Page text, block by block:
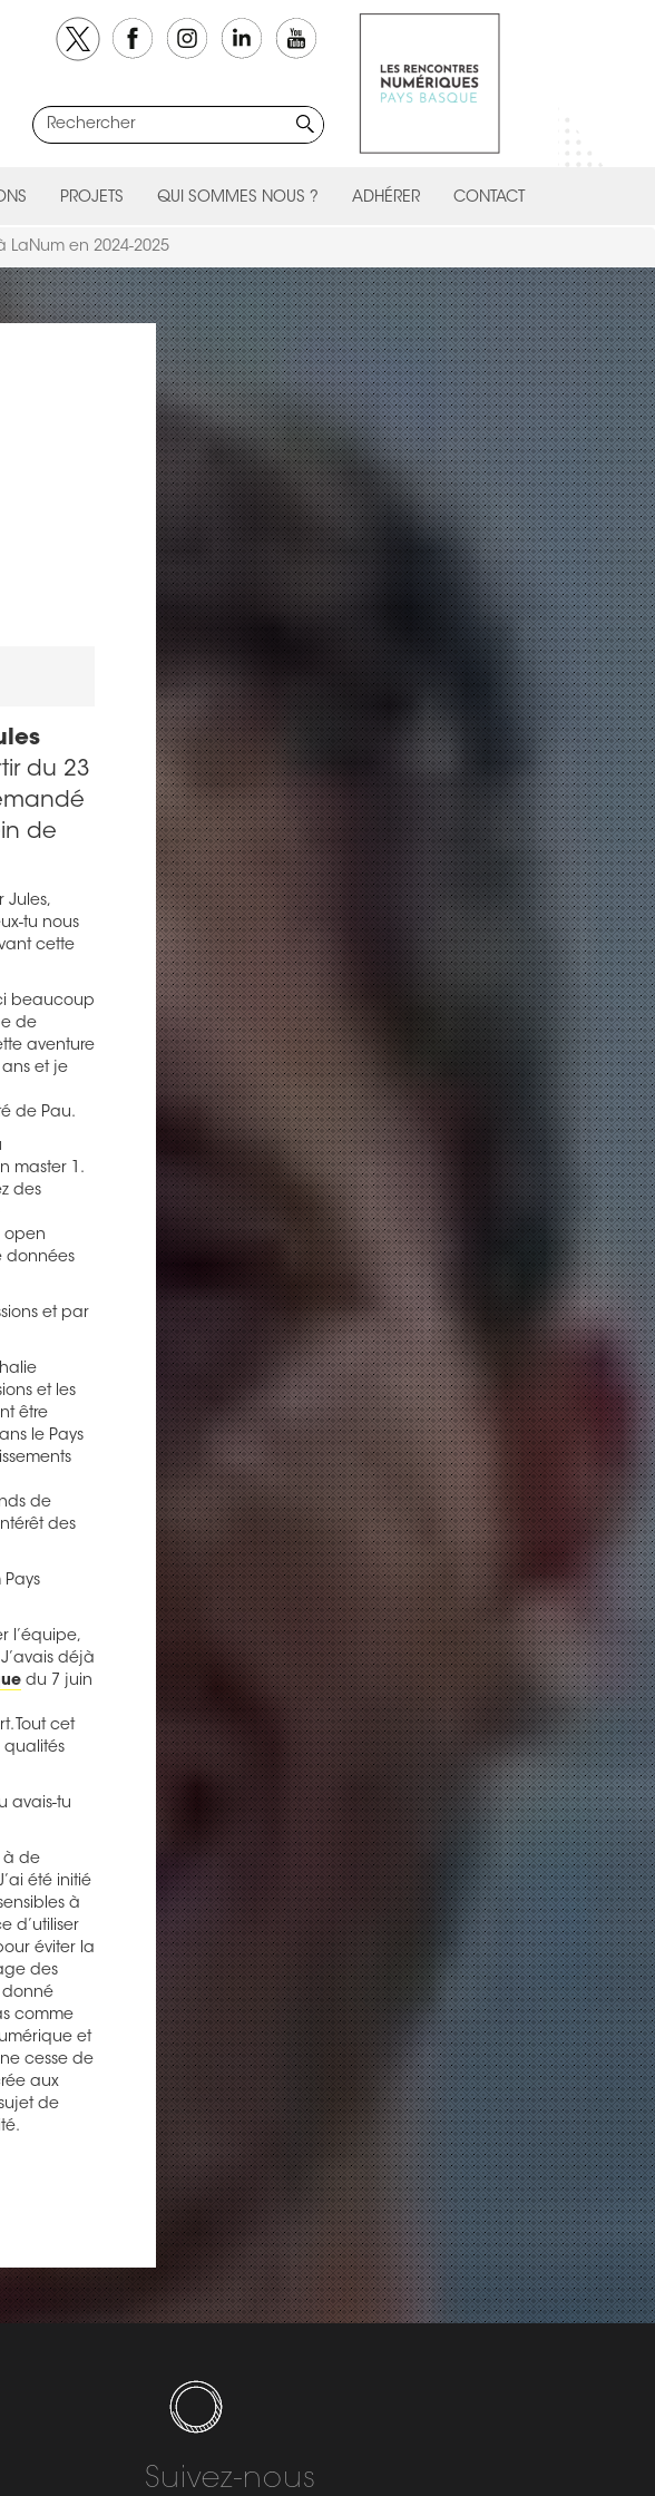
PROJETS QUI SOMMES NOUS ? ADHÉRER CONTACT
LaNum en 2024-2025
du 23
de
Jules,
tu nous
cette
beaucoup
de
aventure
ans et je
de Pau.
master 1.
des
open
données
et par
et les
être
le Pays
de
des
Pays
l’équipe,
déjà
du 7 juin
Tout cet
qualités
avais-tu
à de
été initié
à
d’utiliser
éviter la
des
donné
comme
et
cesse de
aux
de
Suivez-nous